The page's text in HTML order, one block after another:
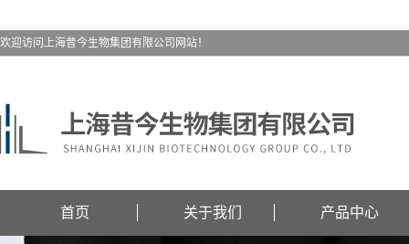
欢迎访问上海昔今生物集团有限公司网站！
首页 关于我们 产品中心